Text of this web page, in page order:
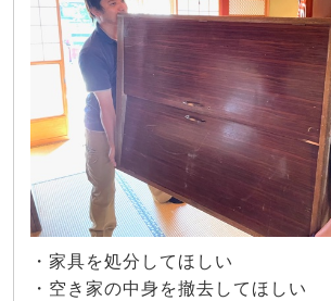
・家具を処分してほしい
・空き家の中身を撤去してほしい